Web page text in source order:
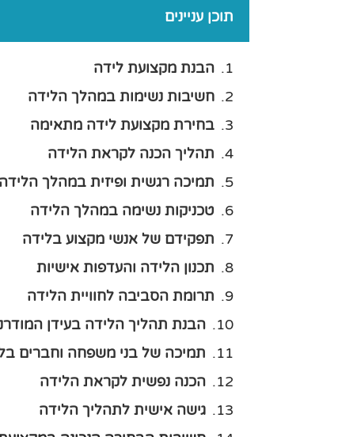
תוכן עניינים
הבנת מקצועת לידה
חשיבות נשימות במהלך הלידה
בחירת מקצועת לידה מתאימה
תהליך הכנה לקראת הלידה
תמיכה רגשית ופיזית במהלך הלידה
טכניקות נשימה במהלך הלידה
תפקידם של אנשי מקצוע בלידה
תכנון הלידה והעדפות אישיות
תרומת הסביבה לחוויית הלידה
הבנת תהליך הלידה בעידן
תמיכה של בני משפחה וחברים
הכנה נפשית לקראת הלידה
גישה אישית לתהליך הלידה